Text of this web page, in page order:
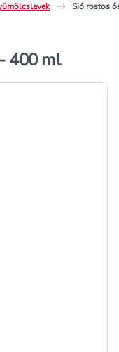
Sió rostos
400 ml